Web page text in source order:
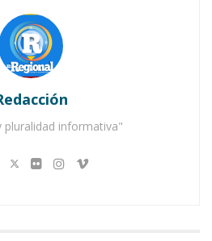
pluralidad informativa"